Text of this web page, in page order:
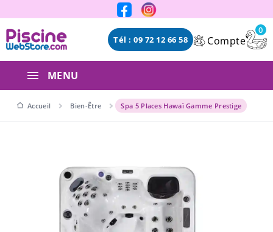
Panneau de gestion des cookies
Tél : 09 72 12 66 58 Compte
0
MENU
Accueil Bien-Être Spa 5 Places Hawaï Gamme Prestige